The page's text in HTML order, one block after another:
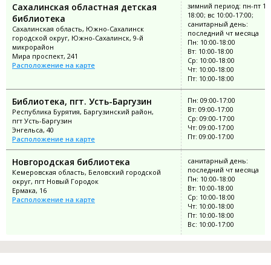
Сахалинская областная детская
библиотека
Сахалинская область, Южно-Сахалинск
городской округ, Южно-Сахалинск, 9-й
микрорайон
Мира проспект, 241
Расположение на карте
зимний период: пн-пт
18:00; вс 10:00-17:00;
санитарный день:
последний чт месяца
Пн: 10:00-18:00
Вт: 10:00-18:00
Ср: 10:00-18:00
Чт: 10:00-18:00
Пт: 10:00-18:00
Библиотека, пгт. Усть-Баргузин
Республика Бурятия, Баргузинский район,
пгт Усть-Баргузин
Энгельса, 40
Расположение на карте
Пн: 09:00-17:00
Вт: 09:00-17:00
Ср: 09:00-17:00
Чт: 09:00-17:00
Пт: 09:00-17:00
Новгородская библиотека
Кемеровская область, Беловский городской
округ, пгт Новый Городок
Ермака, 16
Расположение на карте
санитарный день:
последний чт месяца
Пн: 10:00-18:00
Вт: 10:00-18:00
Ср: 10:00-18:00
Чт: 10:00-18:00
Пт: 10:00-18:00
Вс: 10:00-17:00